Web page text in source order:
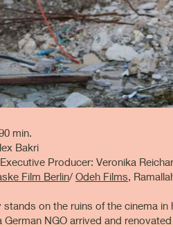
min.
Bakri
Producer: Veronika
Film Berlin/ Odeh Films,
stands on the ruins of the cinema
German NGO arrived and